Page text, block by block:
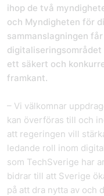
ihop de två
och Myndigheten för
sammanslagningen
ett säkert och
framkant.
– Vi välkomnar
kan överföras till och
att regeringen vill
ledande roll inom
som TechSverige har
bidrar till att Sverige
på att dra nytta av och